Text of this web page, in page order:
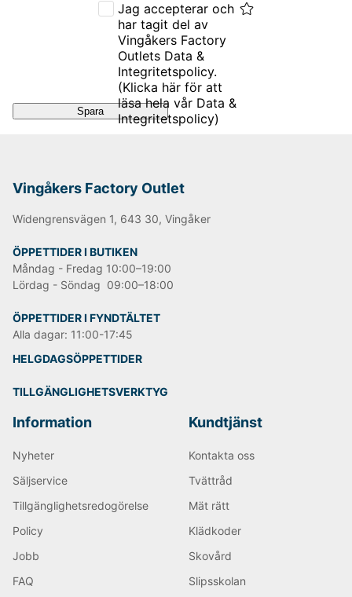
Data & Integritetspolicy.
Jag accepterar och
har tagit del av
Vingåkers Factory
Outlets Data &
Integritetspolicy.
(Klicka här för att
läsa hela vår Data &
Integritetspolicy)
Spara
Vingåkers Factory Outlet
Widengrensvägen 1, 643 30, Vingåker
ÖPPETTIDER I BUTIKEN
Måndag - Fredag 10:00–19:00
Lördag - Söndag 09:00–18:00
ÖPPETTIDER I FYNDTÄLTET
Alla dagar: 11:00-17:45
HELGDAGSÖPPETTIDER
TILLGÄNGLIGHETSVERKTYG
Information
Nyheter
Säljservice
Tillgänglighetsredogörelse
Policy
Jobb
FAQ
Kundtjänst
Kontakta oss
Tvättråd
Mät rätt
Klädkoder
Skovård
Slipsskolan